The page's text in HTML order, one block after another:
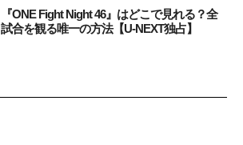
『ONE Fight Night 46』はどこで見れる？全
試合を観る唯一の方法【U-NEXT独占】